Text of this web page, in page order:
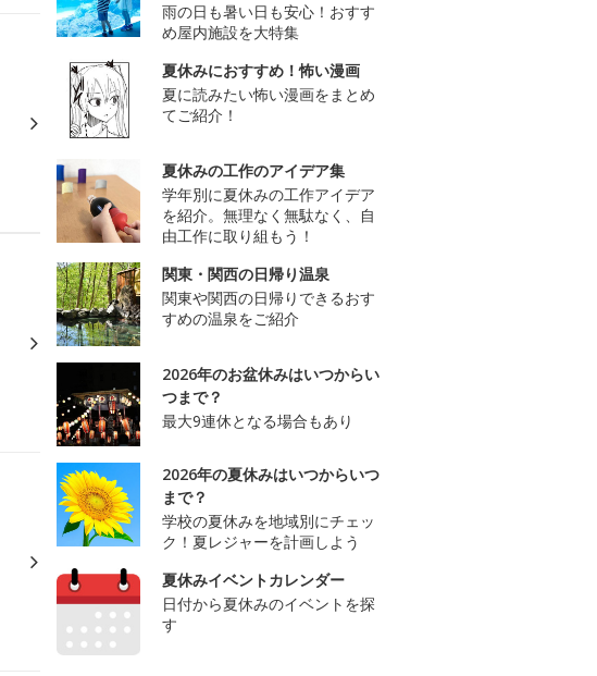
雨の日も暑い日も安心！おすす
め屋内施設を大特集
夏休みにおすすめ！怖い漫画
夏に読みたい怖い漫画をまとめ
てご紹介！
夏休みの工作のアイデア集
学年別に夏休みの工作アイデア
を紹介。無理なく無駄なく、自
由工作に取り組もう！
関東・関西の日帰り温泉
関東や関西の日帰りできるおす
すめの温泉をご紹介
2026年のお盆休みはいつからい
つまで？
最大9連休となる場合もあり
2026年の夏休みはいつからいつ
まで？
学校の夏休みを地域別にチェッ
ク！夏レジャーを計画しよう
夏休みイベントカレンダー
日付から夏休みのイベントを探
す